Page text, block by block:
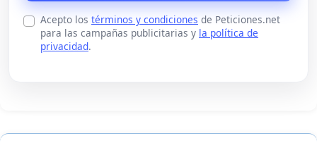
Acepto los términos y condiciones de Peticiones.net
para las campañas publicitarias y la política de
privacidad.